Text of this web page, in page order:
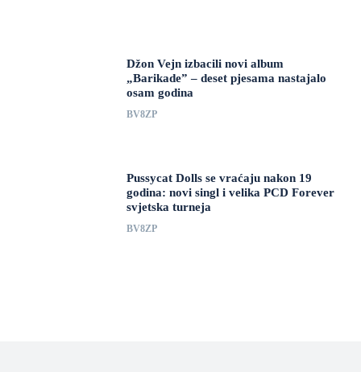
Džon Vejn izbacili novi album
„Barikade” – deset pjesama nastajalo
osam godina
BV8ZP
Pussycat Dolls se vraćaju nakon 19
godina: novi singl i velika PCD Forever
svjetska turneja
BV8ZP